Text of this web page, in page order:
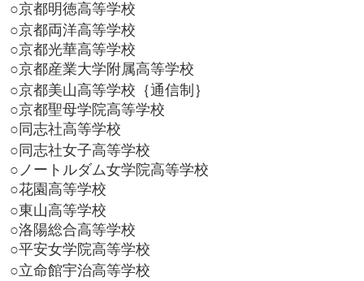
○京都明徳高等学校
○京都両洋高等学校
○京都光華高等学校
○京都産業大学附属高等学校
○京都美山高等学校｛通信制｝
○京都聖母学院高等学校
○同志社高等学校
○同志社女子高等学校
○ノートルダム女学院高等学校
○花園高等学校
○東山高等学校
○洛陽総合高等学校
○平安女学院高等学校
○立命館宇治高等学校